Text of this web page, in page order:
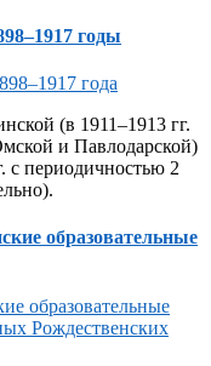
годы
(в 1911–1913 гг.
и Павлодарской)
с периодичностью 2
образовательные